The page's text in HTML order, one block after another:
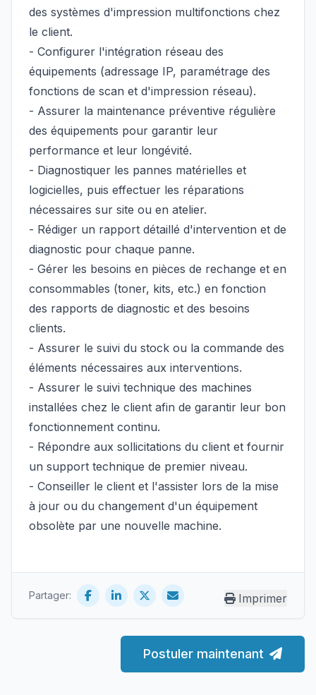
des systèmes d'impression multifonctions chez
le client.
- Configurer l'intégration réseau des
équipements (adressage IP, paramétrage des
fonctions de scan et d'impression réseau).
- Assurer la maintenance préventive régulière
des équipements pour garantir leur
performance et leur longévité.
- Diagnostiquer les pannes matérielles et
logicielles, puis effectuer les réparations
nécessaires sur site ou en atelier.
- Rédiger un rapport détaillé d'intervention et de
diagnostic pour chaque panne.
- Gérer les besoins en pièces de rechange et en
consommables (toner, kits, etc.) en fonction
des rapports de diagnostic et des besoins
clients.
- Assurer le suivi du stock ou la commande des
éléments nécessaires aux interventions.
- Assurer le suivi technique des machines
installées chez le client afin de garantir leur bon
fonctionnement continu.
- Répondre aux sollicitations du client et fournir
un support technique de premier niveau.
- Conseiller le client et l'assister lors de la mise
à jour ou du changement d'un équipement
obsolète par une nouvelle machine.
Partager: Imprimer
Postuler maintenant